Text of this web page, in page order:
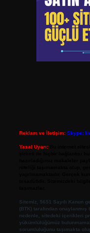
Reklam ve İletişim: Skype:
Yasal Uyarı:
Sitemiz, 5651 Sayılı Kanun
(BTK) tarafından
nedenle, sitedeki içerikleri
yükümlülüğümüz
sorumluluğunu taşımakta